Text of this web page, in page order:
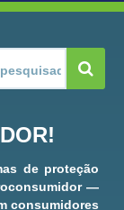
de proteção
—
consumidores